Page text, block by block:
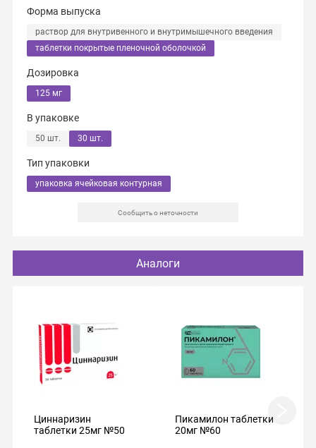
Форма выпуска
раствор для внутривенного и внутримышечного введения
таблетки покрытые пленочной оболочкой
Дозировка
125 мг
В упаковке
50 шт. 30 шт.
Тип упаковки
упаковка ячейковая контурная
Сообщить о неточности
Аналоги
Циннаризин
таблетки 25мг №50
Пикамилон таблетки
20мг №60